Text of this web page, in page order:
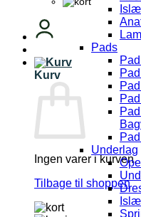
Kurv
Ingen varer i kurven.
Tilbage til shoppen
Pads
Underlag